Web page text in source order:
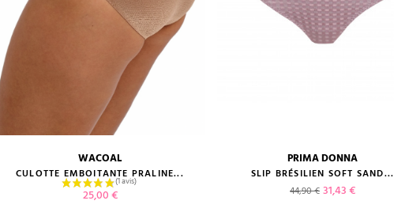
guide des tailles
WACOAL
CULOTTE EMBOITANTE PRALINE...
Prix
25,00 €
guide des tailles
PRIMA DONNA
SLIP BRÉSILIEN SOFT SAND...
Prix de base
44,90 € Prix
31,43 €